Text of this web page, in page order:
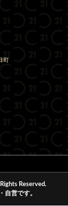
Reserved.
自営です。